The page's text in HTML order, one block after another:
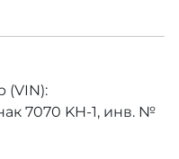
(VIN):
7070 KH-1, инв. №